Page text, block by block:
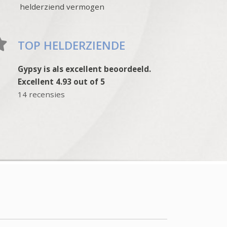
helderziend vermogen
TOP HELDERZIENDE
Gypsy is als excellent beoordeeld.
Excellent 4.93 out of 5
14 recensies